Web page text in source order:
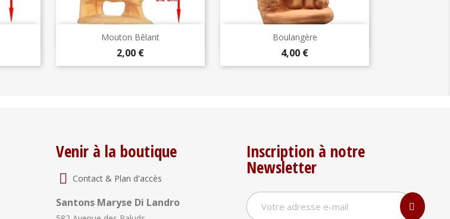
Mouton Bêlant
Prix
2,00 €
Aperçu rapide Boulangère
Prix
4,00 €
Aperçu rapide
Venir à la boutique
Contact & Plan d'accès
Santons Maryse Di Landro
Inscription à notre
Newsletter